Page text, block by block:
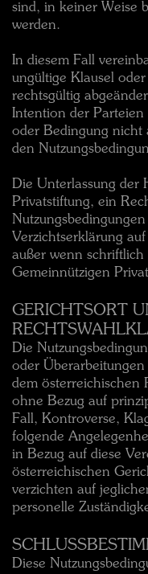
sind, in keiner Weise
werden.
In diesem Fall
ungültige Klausel
rechtsgültig
Intention der Parteien
oder Bedingung nicht
den
Die Unterlassung der
Privatstiftung, ein
Verzichtserklärung
außer wenn
Gemeinnützigen
GERICHTSORT
Die
oder
dem österreichischen
ohne Bezug auf
Fall, Kontroverse,
folgende
in Bezug auf diese
österreichischen
verzichten auf
personelle
Diese